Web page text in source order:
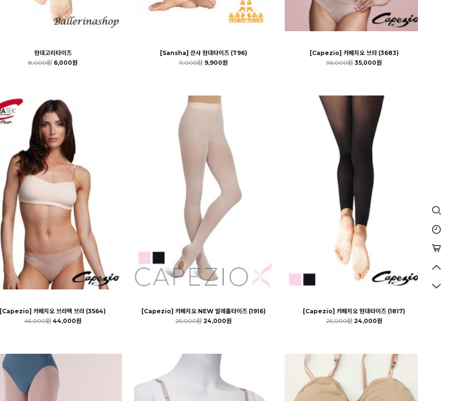
현대고리타이즈
8,000원 6,000원
[Sansha] 산샤 현대타이즈 (T96)
11,000원 9,900원
[Capezio] 카페지오 브라 (3683)
36,000원 35,000원
[Capezio] 카페지오 브라텍 브라 (3564)
45,000원 44,000원
[Capezio] 카페지오 NEW 발레홀타이즈 (1916)
25,000원 24,000원
[Capezio] 카페지오 현대타이즈 (1817)
25,000원 24,000원